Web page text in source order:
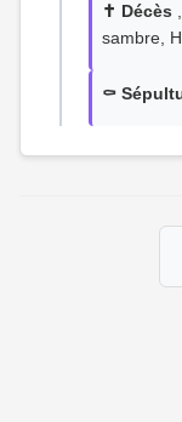
✝️ Décès
sambre,
⚰️